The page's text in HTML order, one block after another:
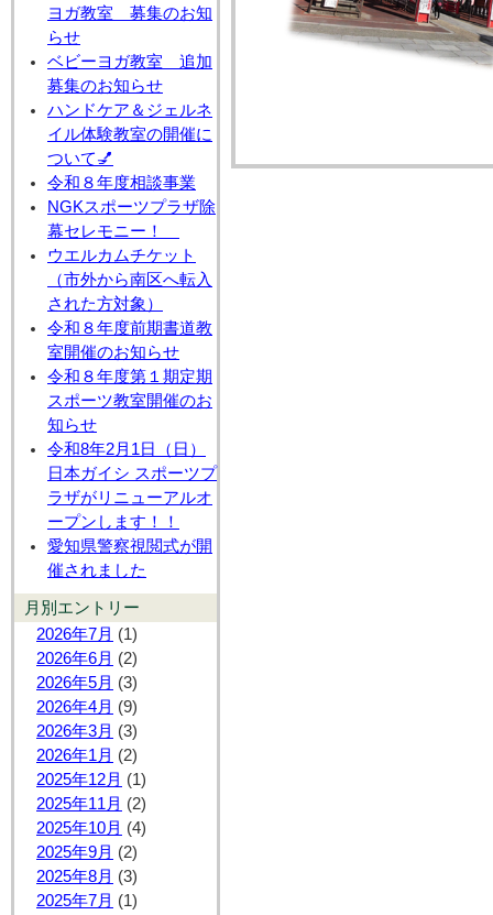
ヨガ教室 募集のお知
らせ
ベビーヨガ教室 追加
募集のお知らせ
ハンドケア＆ジェルネ
イル体験教室の開催に
ついて💅
令和８年度相談事業
NGKスポーツプラザ除
幕セレモニー！
ウエルカムチケット
（市外から南区へ転入
された方対象）
令和８年度前期書道教
室開催のお知らせ
令和８年度第１期定期
スポーツ教室開催のお
知らせ
令和8年2月1日（日）
日本ガイシ スポーツプ
ラザがリニューアルオ
ープンします！！
愛知県警察視閲式が開
催されました
月別エントリー
2026年7月 (1)
2026年6月 (2)
2026年5月 (3)
2026年4月 (9)
2026年3月 (3)
2026年1月 (2)
2025年12月 (1)
2025年11月 (2)
2025年10月 (4)
2025年9月 (2)
2025年8月 (3)
2025年7月 (1)